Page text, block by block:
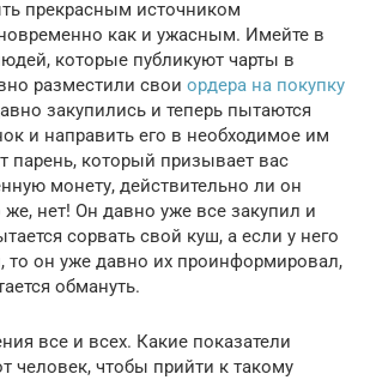
прекрасным источником
как и ужасным. Имейте в
которые публикуют чарты в
разместили свои ордера на покупку
закупились и теперь пытаются
и направить его в необходимое им
парень, который призывает вас
монету, действительно ли он
же, нет! Он давно уже все закупил и
сорвать свой куш, а если у него
то он уже давно их проинформировал,
обмануть.
все и всех. Какие показатели
человек, чтобы прийти к такому